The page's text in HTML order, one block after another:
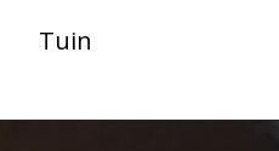
Tuin